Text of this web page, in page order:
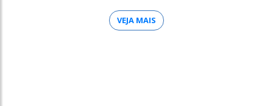
VEJA MAIS